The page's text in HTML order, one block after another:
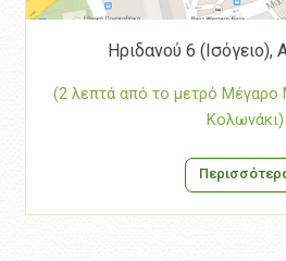
Ηριδανού 6 (Ισόγειο),
(2 λεπτά από το μετρό Μέγαρο
Κολωνάκι)